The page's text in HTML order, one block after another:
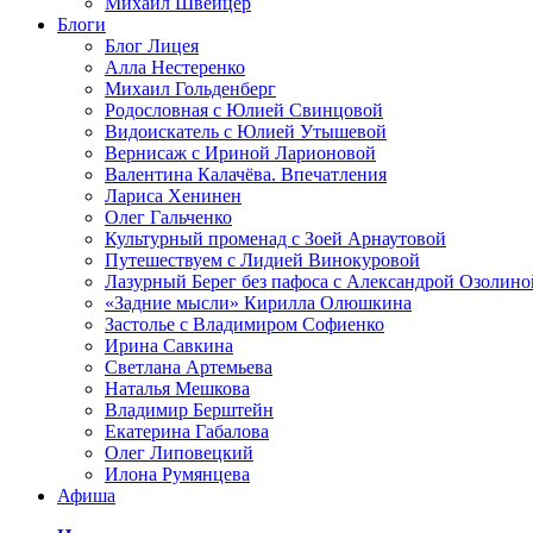
Блоги
Блог Лицея
Алла Нестеренко
Михаил Гольденберг
Родословная с Юлией Свинцовой
Видоискатель с Юлией Утышевой
Вернисаж с Ириной Ларионовой
Валентина Калачёва. Впечатления
Лариса Хенинен
Олег Гальченко
Культурный променад с Зоей Арнаутовой
Путешествуем с Лидией Винокуровой
Лазурный Берег без пафоса с Александрой
«Задние мысли» Кирилла Олюшкина
Застолье с Владимиром Софиенко
Ирина Савкина
Светлана Артемьева
Наталья Мешкова
Владимир Берштейн
Екатерина Габалова
Олег Липовецкий
Илона Румянцева
Афиша